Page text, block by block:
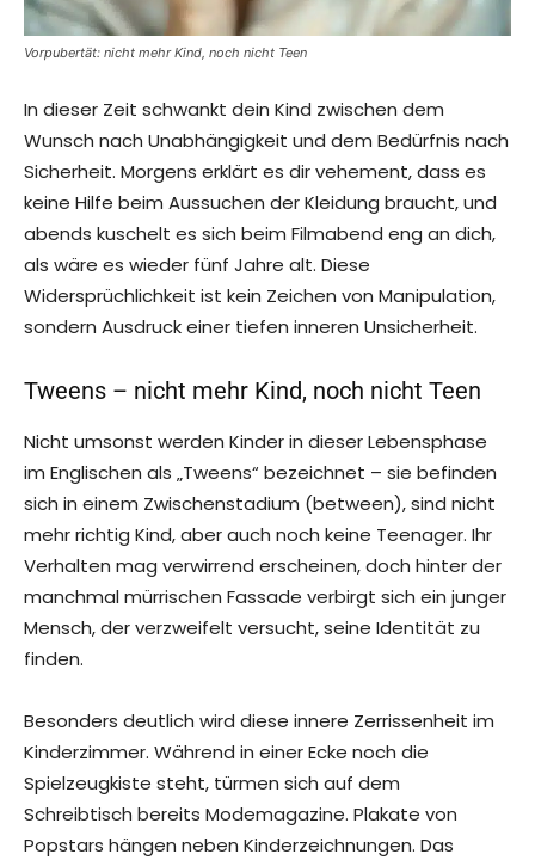
Vorpubertät: nicht mehr Kind, noch nicht Teen
In dieser Zeit schwankt dein Kind zwischen dem
Wunsch nach Unabhängigkeit und dem Bedürfnis nach
Sicherheit. Morgens erklärt es dir vehement, dass es
keine Hilfe beim Aussuchen der Kleidung braucht, und
abends kuschelt es sich beim Filmabend eng an dich,
als wäre es wieder fünf Jahre alt. Diese
Widersprüchlichkeit ist kein Zeichen von Manipulation,
sondern Ausdruck einer tiefen inneren Unsicherheit.
Tweens – nicht mehr Kind, noch nicht Teen
Nicht umsonst werden Kinder in dieser Lebensphase
im Englischen als „Tweens“ bezeichnet – sie befinden
sich in einem Zwischenstadium (between), sind nicht
mehr richtig Kind, aber auch noch keine Teenager. Ihr
Verhalten mag verwirrend erscheinen, doch hinter der
manchmal mürrischen Fassade verbirgt sich ein junger
Mensch, der verzweifelt versucht, seine Identität zu
finden.
Besonders deutlich wird diese innere Zerrissenheit im
Kinderzimmer. Während in einer Ecke noch die
Spielzeugkiste steht, türmen sich auf dem
Schreibtisch bereits Modemagazine. Plakate von
Popstars hängen neben Kinderzeichnungen. Das